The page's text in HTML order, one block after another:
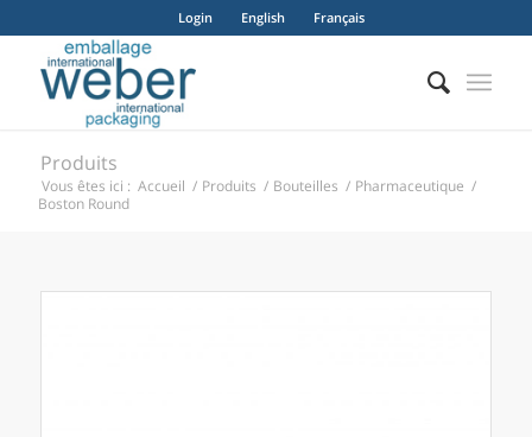
Login English Français
Produits
Vous êtes ici : Accueil / Produits / Bouteilles / Pharmaceutique /
Boston Round